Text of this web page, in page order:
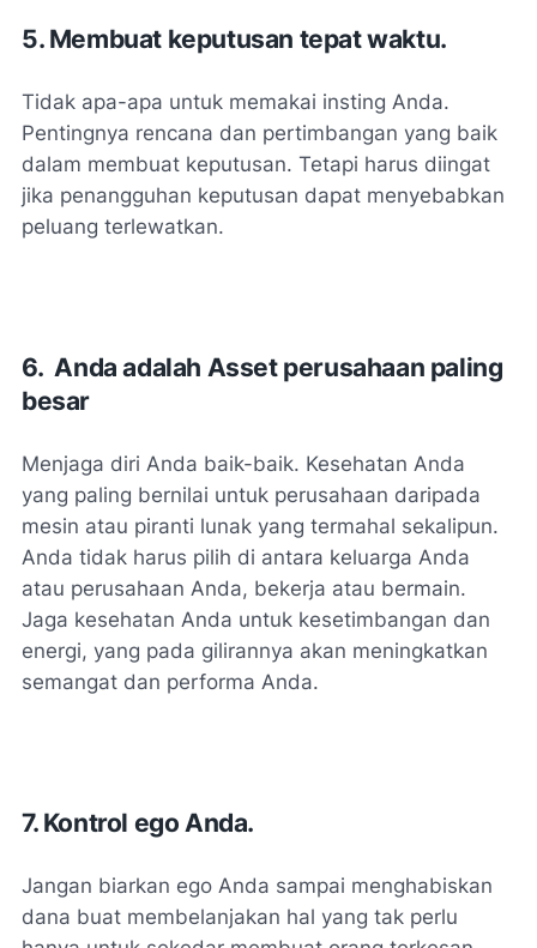
5. Membuat keputusan tepat waktu.
Tidak apa-apa untuk memakai insting Anda.
Pentingnya rencana dan pertimbangan yang baik
dalam membuat keputusan. Tetapi harus diingat
jika penangguhan keputusan dapat menyebabkan
peluang terlewatkan.
6. Anda adalah Asset perusahaan paling
besar
Menjaga diri Anda baik-baik. Kesehatan Anda
yang paling bernilai untuk perusahaan daripada
mesin atau piranti lunak yang termahal sekalipun.
Anda tidak harus pilih di antara keluarga Anda
atau perusahaan Anda, bekerja atau bermain.
Jaga kesehatan Anda untuk kesetimbangan dan
energi, yang pada gilirannya akan meningkatkan
semangat dan performa Anda.
7. Kontrol ego Anda.
Jangan biarkan ego Anda sampai menghabiskan
dana buat membelanjakan hal yang tak perlu